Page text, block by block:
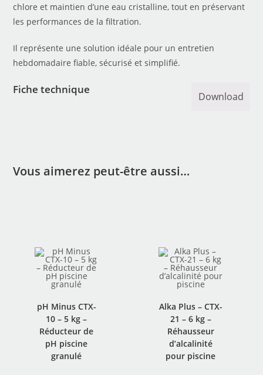
chlore et maintien d’une eau cristalline, tout en préservant
les performances de la filtration.
Il représente une solution idéale pour un entretien
hebdomadaire fiable, sécurisé et simplifié.
Fiche technique
Download
Vous aimerez peut-être aussi…
pH Minus CTX-
10 – 5 kg –
Réducteur de
pH piscine
granulé
Alka Plus – CTX-
21 – 6 kg –
Réhausseur
d’alcalinité
pour piscine